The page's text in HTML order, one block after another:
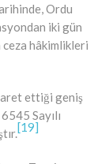
Ordu
iki gün
ceza hâkimlikleri
ettiği geniş
Sayılı
[19]